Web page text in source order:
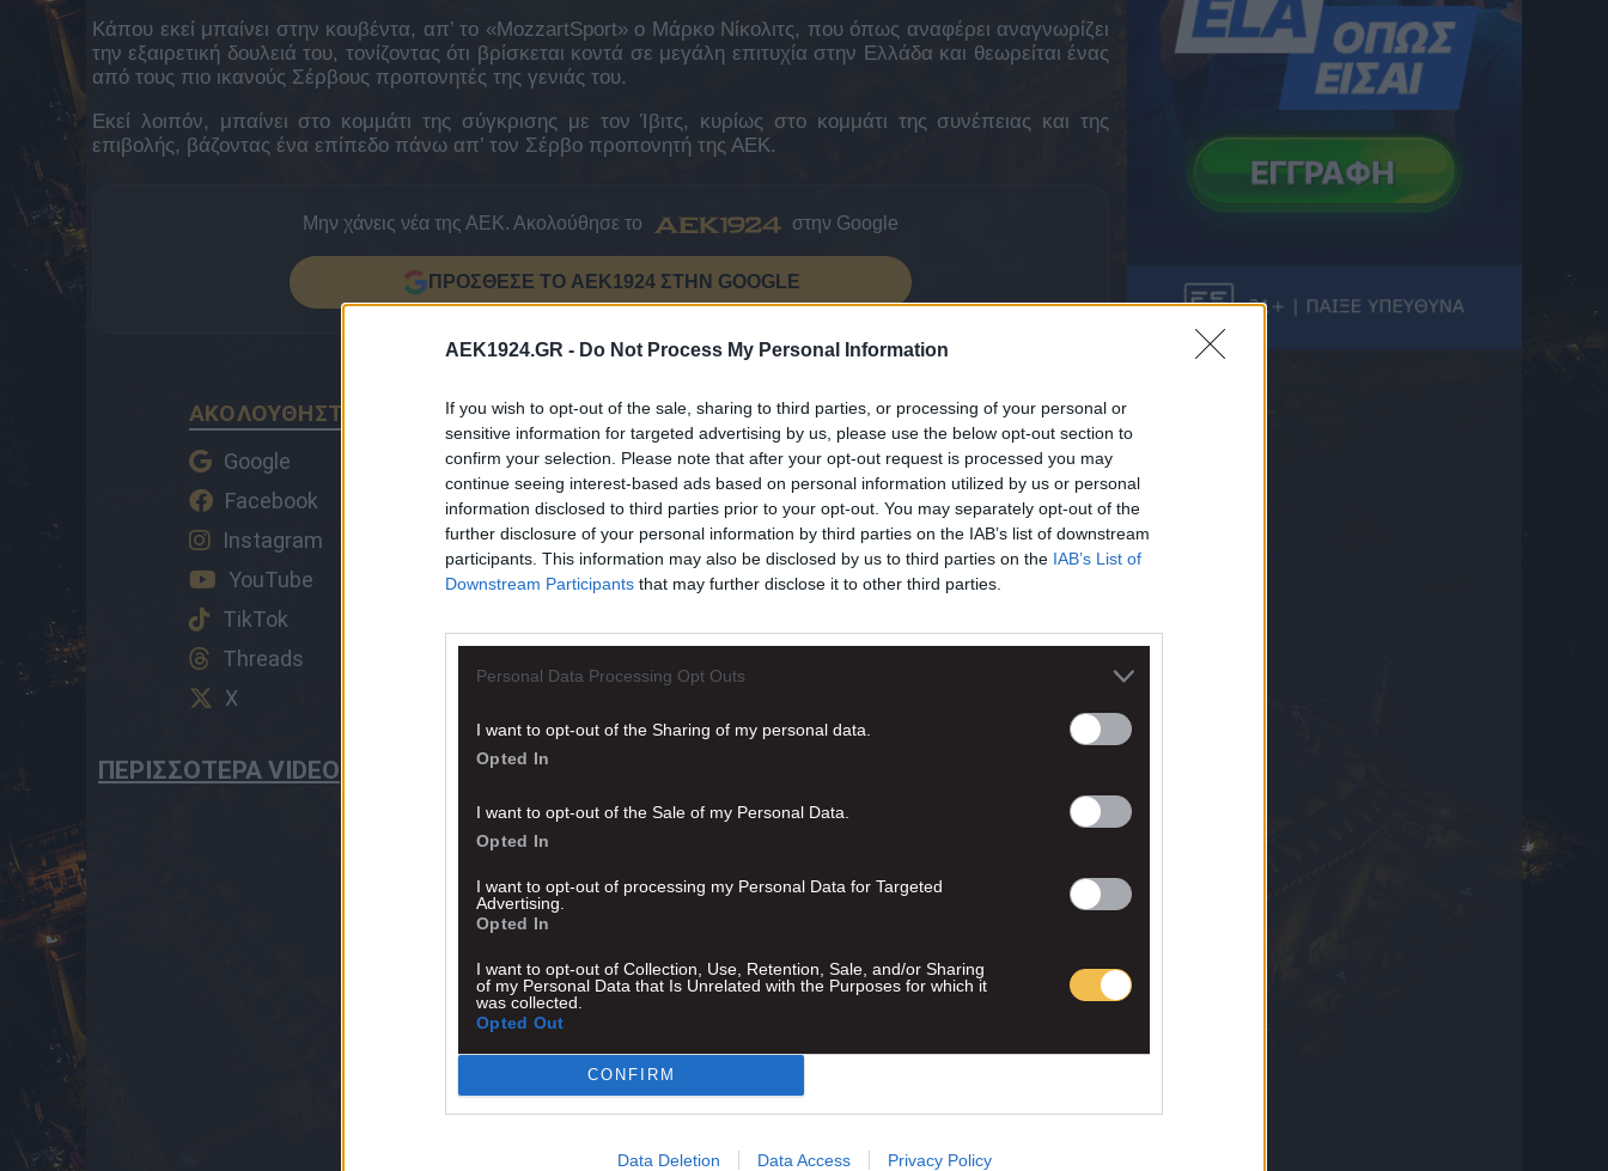
AEK1924.GR - Do Not Process My Personal Information
If you wish to opt-out of the sale, sharing to third parties, or processing of your personal or
sensitive information for targeted advertising by us, please use the below opt-out section to
confirm your selection. Please note that after your opt-out request is processed you may
continue seeing interest-based ads based on personal information utilized by us or personal
information disclosed to third parties prior to your opt-out. You may separately opt-out of the
further disclosure of your personal information by third parties on the IAB’s list of downstream
participants. This information may also be disclosed by us to third parties on the IAB’s List of
Downstream Participants that may further disclose it to other third parties.
Personal Data Processing Opt Outs
I want to opt-out of the Sharing of my personal data.
Opted In
I want to opt-out of the Sale of my Personal Data.
Opted In
I want to opt-out of processing my Personal Data for Targeted
Advertising.
Opted In
I want to opt-out of Collection, Use, Retention, Sale, and/or Sharing
of my Personal Data that Is Unrelated with the Purposes for which it
was collected.
Opted Out
CONFIRM
Data Deletion Data Access Privacy Policy
Κάπου εκεί μπαίνει στην κουβέντα, απ’ το «MozzartSport» ο Μάρκο Νίκολιτς, που όπως αναφέρει αναγνωρίζει
την εξαιρετική δουλειά του, τονίζοντας ότι βρίσκεται κοντά σε μεγάλη επιτυχία στην Ελλάδα και θεωρείται ένας
από τους πιο ικανούς Σέρβους προπονητές της γενιάς του.
Εκεί λοιπόν, μπαίνει στο κομμάτι της σύγκρισης με τον Ίβιτς, κυρίως στο κομμάτι της συνέπειας και της
επιβολής, βάζοντας ένα επίπεδο πάνω απ’ τον Σέρβο προπονητή της ΑΕΚ.
Μην χάνεις νέα της ΑΕΚ. Ακολούθησε το στην Google
ΠΡΟΣΘΕΣΕ ΤΟ AEK1924 ΣΤΗΝ GOOGLE
ΑΚΟΛΟΥΘΗΣΤΕ ΤΟ AEK1924 ΚΑΙ ΜΕΙΝΕΤΕ ΕΝΗΜΕΡΩΜΕΝΟΙ
Google
Facebook
Instagram
YouTube
TikTok
Threads
X
ΠΕΡΙΣΣΟΤΕΡΑ VIDEO
Advertisement
που βρέθηκε σε σπηλιά
8 Αυγούστου 2026 15:15
ELABET: Σούπερ «combo» ισορροπίας στο
Γουέστ Χαμ – Πόρστμουθ
Στο πλευρό εκείνων που βρέθηκαν
αντιμέτωποι με τις φλόγες
8 Αυγούστου 2026 15:05
Μαν. Γιουνάιτεντ – Παρί Σεν Ζερμέν
8 Αυγούστου 2026 14:54
Ο Μπρούνο Γκιμαράες στην Άρσεναλ
ELABET: Η Τσέλσι έχει «Ενισχυμένη»
παράδοση κόντρα στη Μίλαν
8 Αυγούστου 2026 14:37
μαγκιά»